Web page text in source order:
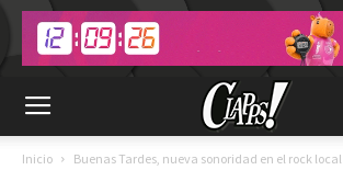
Inicio Buenas Tardes, nueva sonoridad en el rock local